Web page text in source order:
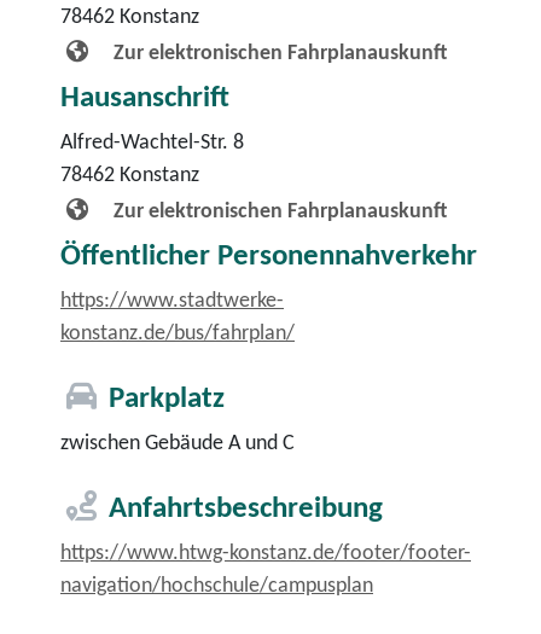
78462 Konstanz
Zur elektronischen Fahrplanauskunft
Hausanschrift
Alfred-Wachtel-Str. 8
78462 Konstanz
Zur elektronischen Fahrplanauskunft
Öffentlicher Personennahverkehr
https://www.stadtwerke-
konstanz.de/bus/fahrplan/
Parkplatz
zwischen Gebäude A und C
Anfahrtsbeschreibung
https://www.htwg-konstanz.de/footer/footer-
navigation/hochschule/campusplan